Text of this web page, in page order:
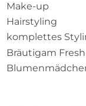
Make-up
Hairstyling
komplettes
Bräutigam